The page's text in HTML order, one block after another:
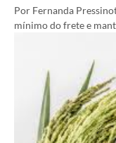
Por Fernanda
mínimo do frete e